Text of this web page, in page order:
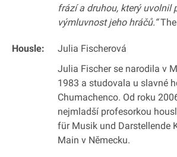
frází a druhou, který uvolnil
výmluvnost jeho hráčů.“The
Housle:
Julia Fischerová
Julia Fischer se narodila v
1983 a studovala u slavné
Chumachenco. Od roku
nejmladší profesorkou
für Musik und Darstellende
Main v Německu.